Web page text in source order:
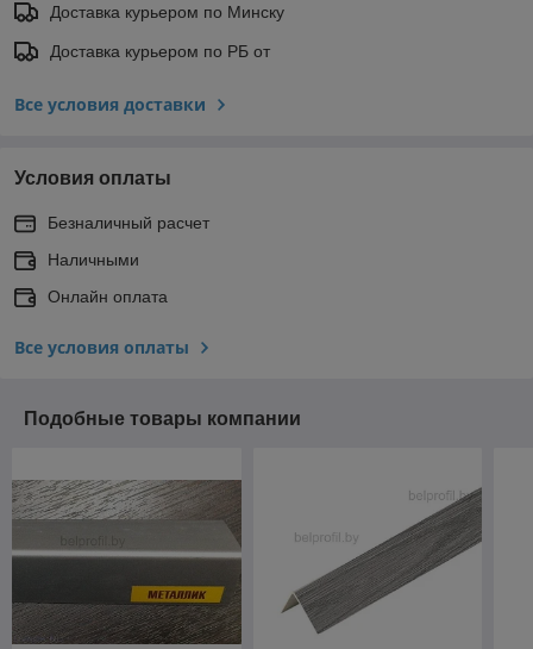
Доставка курьером по Минску
Доставка курьером по РБ от
Все условия доставки
Условия оплаты
Безналичный расчет
Наличными
Онлайн оплата
Все условия оплаты
Подобные товары компании